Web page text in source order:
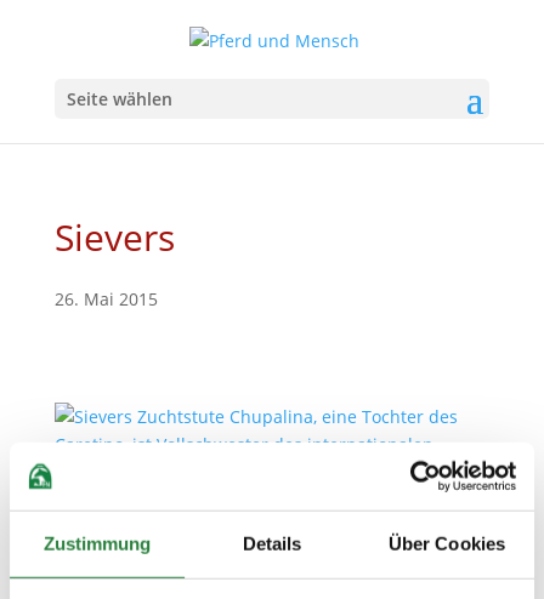
Zustimmung Details Über Cookies
Seite wählen
Sievers
26. Mai 2015
Sievers Zuchtstute Chupalina, eine Tochter des
Caretino, ist Vollschwester des internationalen